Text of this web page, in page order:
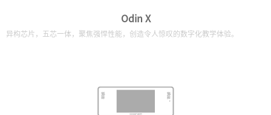
Odin X
异构芯片，五芯一体，聚焦强悍性能，创造令人惊叹的数字化教学体验。